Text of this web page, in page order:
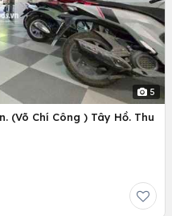
5
(Võ Chí Công ) Tây Hồ. Thu